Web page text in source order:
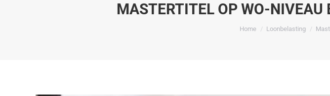
MASTERTITEL OP WO-
Je bent hier:
Home Loonbelasting